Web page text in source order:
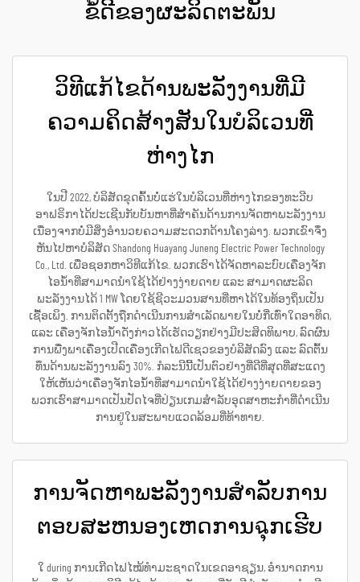
ຂໍ້ດີຂອງຜະລິດຕະພັນ
ວິທີແກ້ໄຂດ້ານພະລັງງານທີ່ມີ
ຄວາມຄິດສ້າງສັນໃນບໍລິເວນທີ່
ຫ່າງໄກ
ໃນປີ 2022, ບໍລິສັດຂຸດຄົ້ນບໍ່ແຮ່ໃນບໍລິເວນທີ່ຫ່າງໄກຂອງທະວີບ
ອາຟຣິກາໄດ້ປະເຊີນກັບບັນຫາທີ່ສຳຄັນດ້ານການຈັດຫາພະລັງງານ
ເນື່ອງຈາກບໍ່ມີສິ່ງອຳນວຍຄວາມສະດວກດ້ານໂຄງລ່າງ. ພວກເຂົາຈຶ່ງ
ຫັນໄປຫາບໍລິສັດ Shandong Huayang Juneng Electric Power Technology
Co., Ltd. ເພື່ອຊອກຫາວິທີແກ້ໄຂ. ພວກເຮົາໄດ້ຈັດຫາລະບົບເຄື່ອງຈັກ
ໄອນ້ຳທີ່ສາມາດນຳໃຊ້ໄດ້ຢ່າງງ່າຍດາຍ ແລະ ສາມາດຜະລິດ
ພະລັງງານໄດ້ 1 MW ໂດຍໃຊ້ຊີວະມວນສານທີ່ຫາໄດ້ໃນທ້ອງຖິ່ນເປັນ
ເຊື້ອເພິງ. ການຕິດຕັ້ງຖືກດຳເນີນການສຳເລັດພາຍໃນບໍ່ກີ່ເທົ່າໃດອາທິດ,
ແລະ ເຄື່ອງຈັກໄອນ້ຳດັ່ງກ່າວໄດ້ເຮັດວຽກຢ່າງມີປະສິດທິພາບ, ລົດຜົນ
ການພື່ງພາເຄື່ອງເປີດເຄື່ອງເກີດໄຟດີເຊວຂອງບໍລິສັດລົງ ແລະ ລົດຕົ້ນ
ທຶນດ້ານພະລັງງານລົງ 30%. ກໍລະນີນີ້ເປັນຕົວຢ່າງທີ່ດີທີ່ສຸດທີ່ສະແດງ
ໃຫ້ເຫັນວ່າເຄື່ອງຈັກໄອນ້ຳທີ່ສາມາດນຳໃຊ້ໄດ້ຢ່າງງ່າຍດາຍຂອງ
ພວກເຮົາສາມາດເປັນປັດໄຈທີ່ປ່ຽນເກມສຳລັບອຸດສາຫະກຳທີ່ດຳເນີນ
ການຢູ່ໃນສະພາບແວດລ້ອມທີ່ທ້າທາຍ.
ການຈັດຫາພະລັງງານສຳລັບການ
ຕອບສະຫນອງເຫດການฉຸກເຮີບ
ໃ during ການເກີດໄຟໄໝ້ທຳມະຊາດໃນເຂດອາຊຽນ, ອຳນາດການ